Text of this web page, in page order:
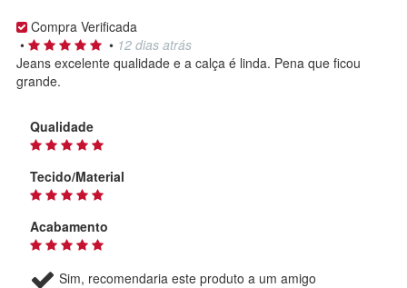
Compra Verificada
•
• 12 dias atrás
Jeans excelente qualidade e a calça é linda. Pena que ficou
grande.
Qualidade
Tecido/Material
Acabamento
Sim, recomendaria este produto a um amigo